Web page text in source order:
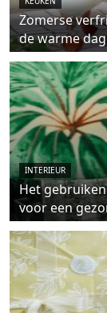
Zomerse
de warme
INTERIEUR
Het
voor een